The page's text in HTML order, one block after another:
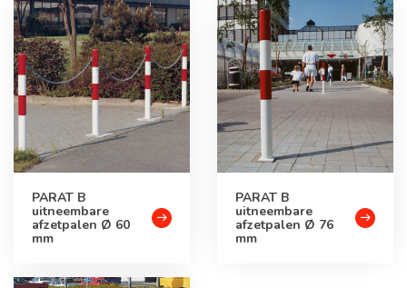
PARAT B
uitneembare
afzetpalen Ø 60
mm
PARAT B
uitneembare
afzetpalen Ø 76
mm